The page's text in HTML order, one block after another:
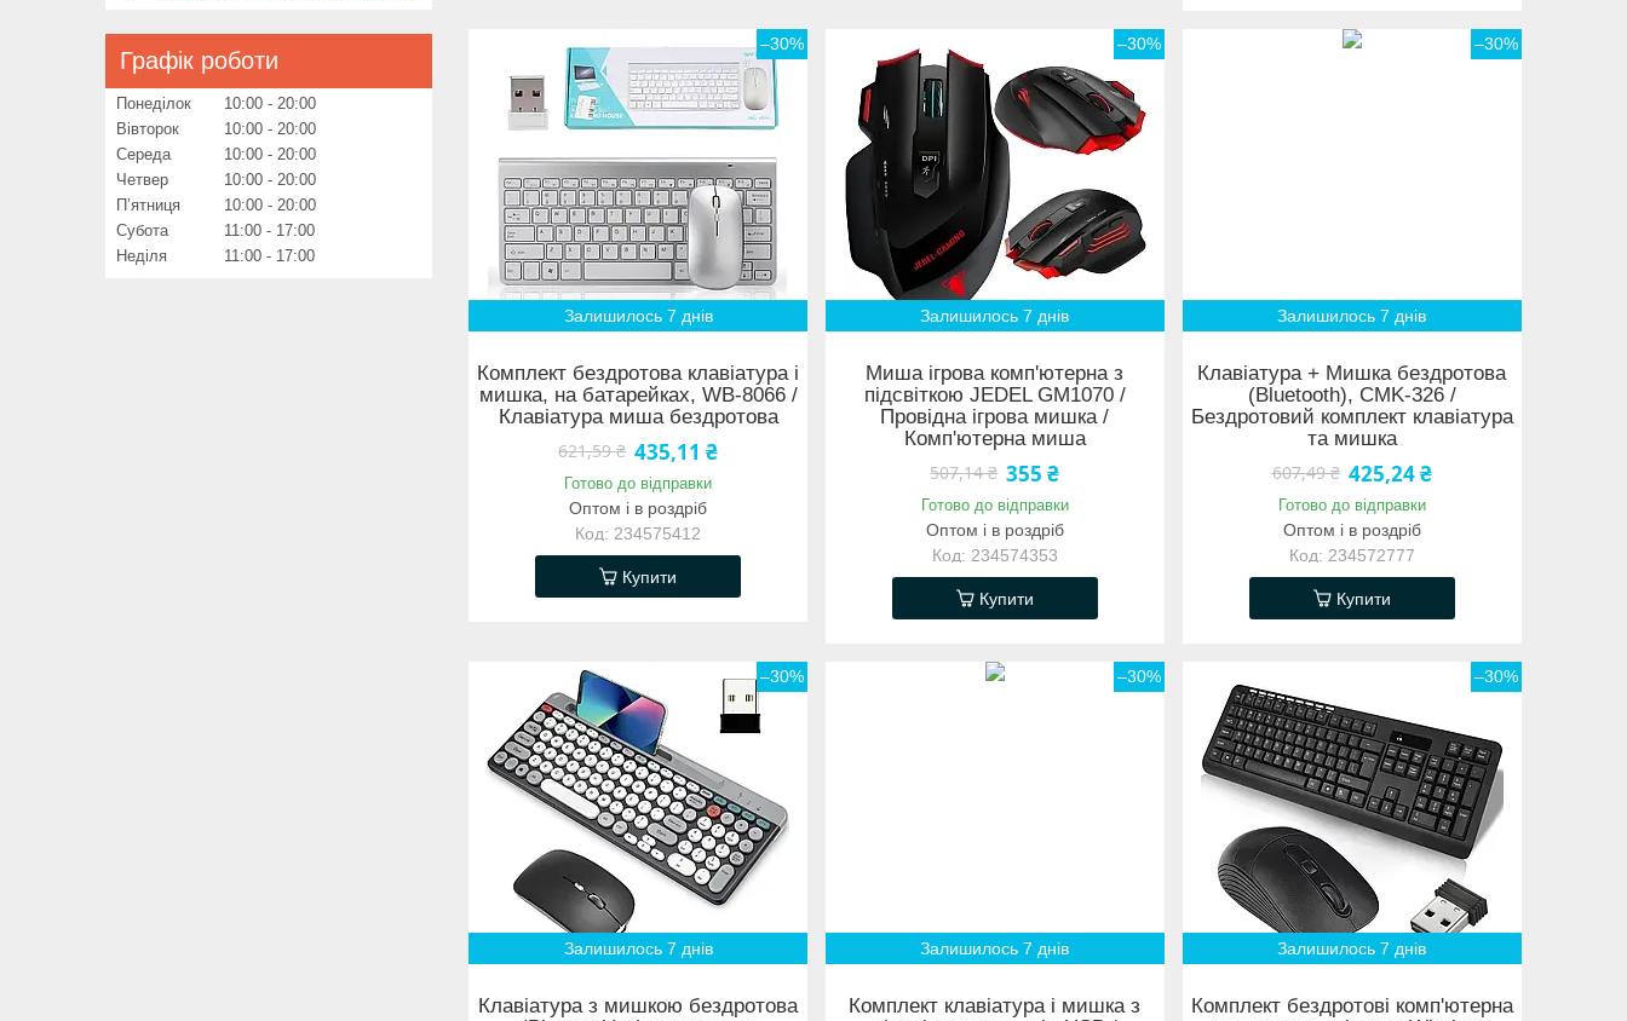
–30%
Залишилось 7 днів
Комплект бездротова клавіатура і
мишка, на батарейках, WB-8066 /
Клавіатура миша бездротова
621,59 ₴ 435,11 ₴
Готово до відправки
Оптом і в роздріб
234575412
Купити
–30%
Залишилось 7 днів
Миша ігрова комп'ютерна з
підсвіткою JEDEL GM1070 /
Провідна ігрова мишка /
Комп'ютерна миша
507,14 ₴ 355 ₴
Готово до відправки
Оптом і в роздріб
234574353
Купити
–30%
Залишилось 7 днів
Клавіатура + Мишка бездротова
(Bluetooth), CMK-326 /
Бездротовий комплект клавіатура
та мишка
607,49 ₴ 425,24 ₴
Готово до відправки
Оптом і в роздріб
234572777
Купити
–30%
Залишилось 7 днів
Клавіатура з мишкою бездротова
–30%
Залишилось 7 днів
Комплект клавіатура і мишка з
–30%
Залишилось 7 днів
Комплект бездротові комп'ютерна
Графік роботи
Понеділок 10:00
20:00
Вівторок
10:00
20:00
Середа
10:00
20:00
Четвер
10:00
20:00
Пʼятниця
10:00
20:00
Субота
11:00
17:00
Неділя
11:00 17:00